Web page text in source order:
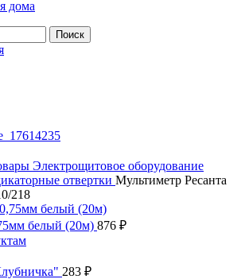
Поиск
Электрощитовое оборудование
отвертки Мультиметр Ресанта
218
белый (20м) 876 ₽
283 ₽